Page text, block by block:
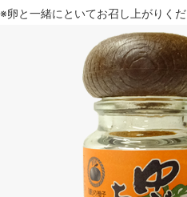
※卵と一緒にといてお召し上がりくだ